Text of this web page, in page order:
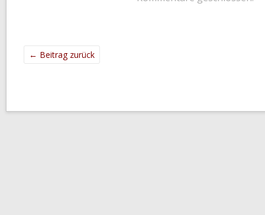
← Beitrag zurück